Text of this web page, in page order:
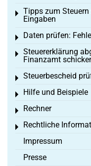
Tipps zum Steuern
Eingaben
Toggle menu
Daten prüfen:
Toggle menu
Steuererklärung
Finanzamt
Toggle menu
Steuerbescheid
Toggle menu
Hilfe und Beispiele
Toggle menu
Rechner
Toggle menu
Rechtliche
Toggle menu
Impressum
Presse